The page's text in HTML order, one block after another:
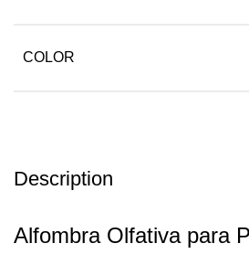
COLOR
Description
Alfombra Olfativa para